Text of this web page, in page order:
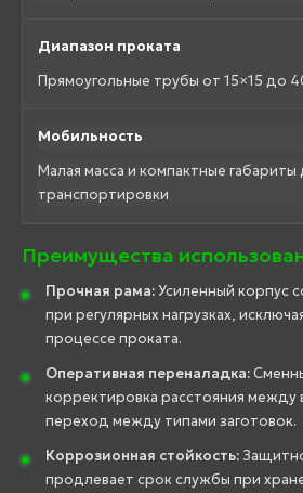
Диапазон проката
Прямоугольные трубы от 15×15 до
Мобильность
Малая масса и компактные габариты
транспортировки
Преимущества
Прочная рама:Усиленный корпус
при регулярных нагрузках,
процессе проката.
Оперативная переналадка:
корректировка расстояния между
переход между типами заготовок.
Коррозионная стойкость:
продлевает срок службы при